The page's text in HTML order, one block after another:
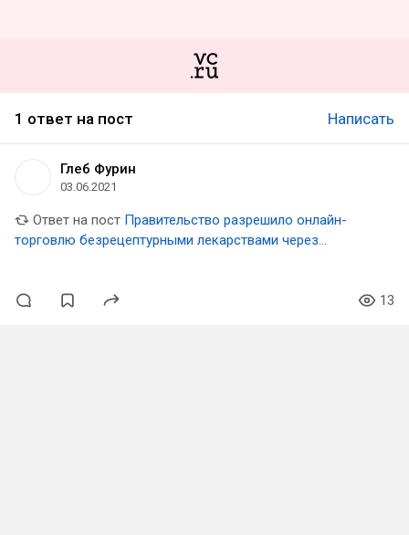
1 ответ на пост Написать
Глеб Фурин
03.06.2021
Ответ на пост Правительство разрешило онлайн-
торговлю безрецептурными лекарствами через
13